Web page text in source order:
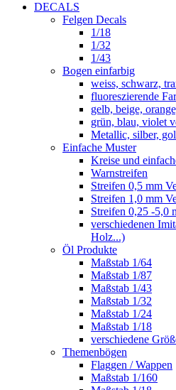
DECALS
Felgen Decals
1/18
1/32
1/43
Bogen einfarbig
weiss, schwarz,
fluoreszierende
gelb, beige,
grün, blau, violet
Metallic, silber,
Einfache Muster
Kreise und
Warnstreifen
Streifen 0,5 mm
Streifen 1,0 mm
Streifen 0,25 -5,0
verschiedenen
Holz...)
Öl Produkte
Maßstab 1/64
Maßstab 1/87
Maßstab 1/43
Maßstab 1/32
Maßstab 1/24
Maßstab 1/18
verschiedene
Themenbögen
Flaggen / Wappen
Maßstab 1/160